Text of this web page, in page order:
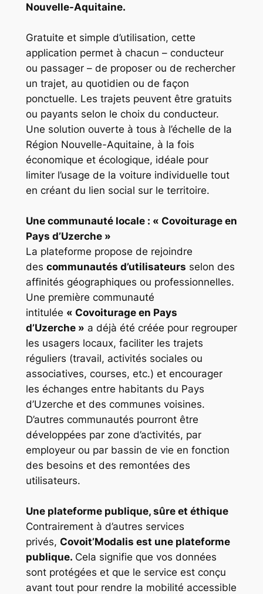
Nouvelle-Aquitaine.
Gratuite et simple d’utilisation, cette
application permet à chacun – conducteur
ou passager – de proposer ou de rechercher
un trajet, au quotidien ou de façon
ponctuelle. Les trajets peuvent être gratuits
ou payants selon le choix du conducteur.
Une solution ouverte à tous à l’échelle de la
Région Nouvelle-Aquitaine, à la fois
économique et écologique, idéale pour
limiter l’usage de la voiture individuelle tout
en créant du lien social sur le territoire.
Une communauté locale : « Covoiturage en
Pays d’Uzerche »
La plateforme propose de rejoindre
des communautés d’utilisateurs selon des
affinités géographiques ou professionnelles.
Une première communauté
intitulée « Covoiturage en Pays
d’Uzerche » a déjà été créée pour regrouper
les usagers locaux, faciliter les trajets
réguliers (travail, activités sociales ou
associatives, courses, etc.) et encourager
les échanges entre habitants du Pays
d’Uzerche et des communes voisines.
D’autres communautés pourront être
développées par zone d’activités, par
employeur ou par bassin de vie en fonction
des besoins et des remontées des
utilisateurs.
Une plateforme publique, sûre et éthique
Contrairement à d’autres services
privés, Covoit’Modalis est une plateforme
publique. Cela signifie que vos données
sont protégées et que le service est conçu
avant tout pour rendre la mobilité accessible